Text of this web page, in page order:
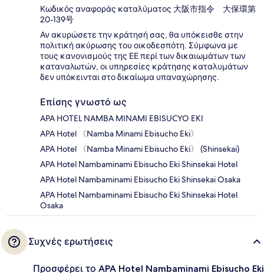
Κωδικός αναφοράς καταλύματος 大阪市指令 大保環第
20-139号
Αν ακυρώσετε την κράτησή σας, θα υπόκεισθε στην
πολιτική ακύρωσης του οικοδεσπότη. Σύμφωνα με
τους κανονισμούς της ΕΕ περί των δικαιωμάτων των
καταναλωτών, οι υπηρεσίες κράτησης καταλυμάτων
δεν υπόκεινται στο δικαίωμα υπαναχώρησης.
Επίσης γνωστό ως
APA HOTEL NAMBA MINAMI EBISUCYO EKI
APA Hotel 〈Namba Minami Ebisucho Eki〉
APA Hotel 〈Namba Minami Ebisucho Eki〉 (Shinsekai)
APA Hotel Nambaminami Ebisucho Eki Shinsekai Hotel
APA Hotel Nambaminami Ebisucho Eki Shinsekai Osaka
APA Hotel Nambaminami Ebisucho Eki Shinsekai Hotel
Osaka
Συχνές ερωτήσεις
Προσφέρει το APA Hotel Nambaminami Ebisucho Eki